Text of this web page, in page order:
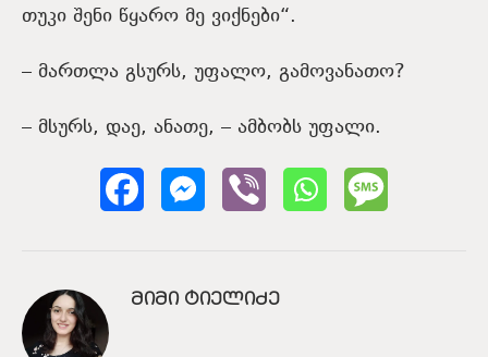
თუკი შენი წყარო მე ვიქნები“.
– მართლა გსურს, უფალო, გამოვანათო?
– მსურს, დაე, ანათე, – ამბობს უფალი.
ᲛᲘᲛᲘ ᲢᲘᲔᲚᲘᲫᲔ